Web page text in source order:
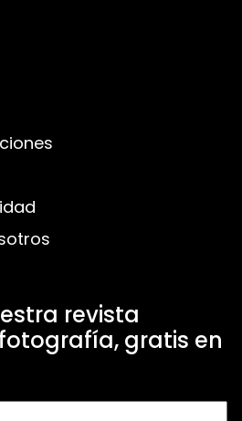
revista
gratis en